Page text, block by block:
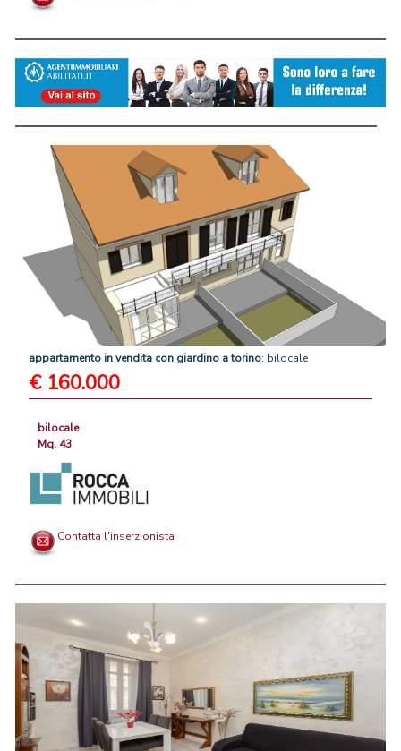
appartamento invendita con giardino atorino: bilocale
€ 160.000
bilocale
Mq. 43
Contatta l'inserzionista